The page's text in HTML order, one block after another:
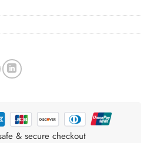
& secure checkout